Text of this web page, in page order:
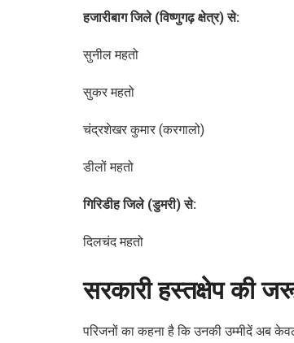
हजारीबाग जिले (विष्णुगढ़ क्षेत्र) से:
सुनील महतो
सुकर महतो
चंद्रशेखर कुमार (करगालो)
डीलों महतो
गिरिडीह जिले (डुमरी) से:
दिलचंद महतो
सरकारी हस्तक्षेप की
परिजनों का कहना है कि उनकी उम्मीदें अब